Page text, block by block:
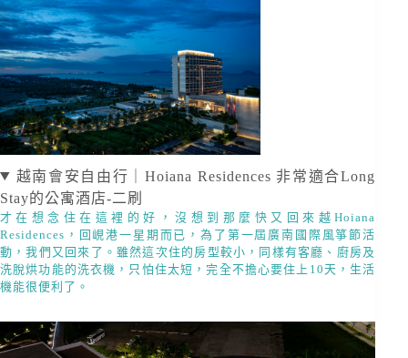
越南會安自由行｜Hoiana Residences 非常適合Long
Stay的公寓酒店-二刷
才在想念住在這裡的好，沒想到那麼快又回來越Hoiana
Residences，回峴港一星期而已，為了第一屆廣南國際風箏節活
動，我們又回來了。雖然這次住的房型較小，同樣有客廳、廚房及
洗脫烘功能的洗衣機，只怕住太短，完全不擔心要住上10天，生活
機能很便利了。